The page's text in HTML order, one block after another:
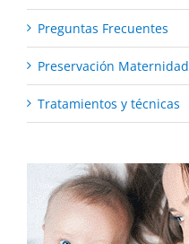
Preguntas Frecuentes
Preservación Maternidad
Tratamientos y técnicas